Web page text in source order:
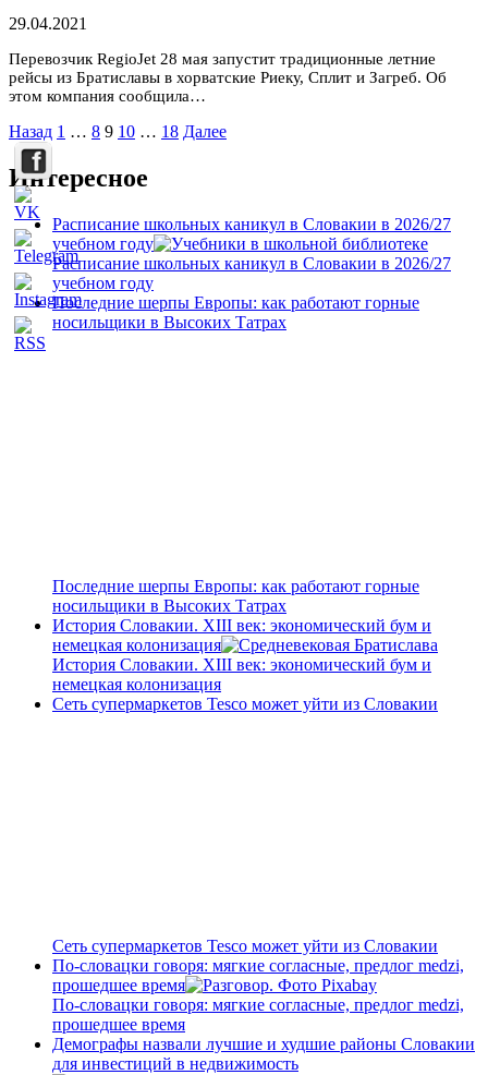
29.04.2021
Перевозчик RegioJet 28 мая запустит традиционные летние
рейсы из Братиславы в хорватские Риеку, Сплит и Загреб. Об
этом компания сообщила…
Пагинация
записей
Назад 1 … 8 9 10 … 18 Далее
Интересное
Расписание школьных каникул в Словакии в 2026/27
учебном году
Расписание школьных каникул в Словакии в 2026/27
учебном году
Последние шерпы Европы: как работают горные
носильщики в Высоких Татрах
Последние шерпы Европы: как работают горные
носильщики в Высоких Татрах
История Словакии. XIII век: экономический бум и
немецкая колонизация
История Словакии. XIII век: экономический бум и
немецкая колонизация
Сеть супермаркетов Tesco может уйти из Словакии
Сеть супермаркетов Tesco может уйти из Словакии
По-словацки говоря: мягкие согласные, предлог medzi,
прошедшее время
По-словацки говоря: мягкие согласные, предлог medzi,
прошедшее время
Демографы назвали лучшие и худшие районы Словакии
для инвестиций в недвижимость